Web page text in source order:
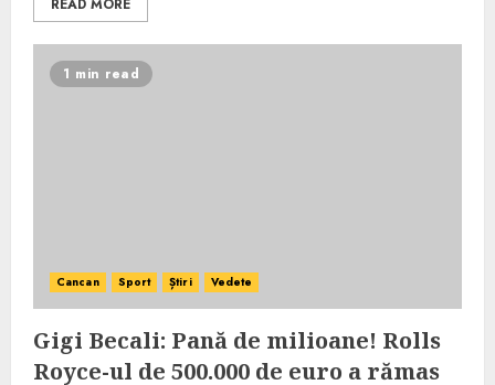
READ MORE
1 min read
Cancan Sport Știri Vedete
Gigi Becali: Pană de milioane! Rolls
Royce-ul de 500.000 de euro a rămas